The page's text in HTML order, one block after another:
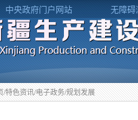
中央政府门户网站 无障碍
/特色资讯/电子政务/规划发展